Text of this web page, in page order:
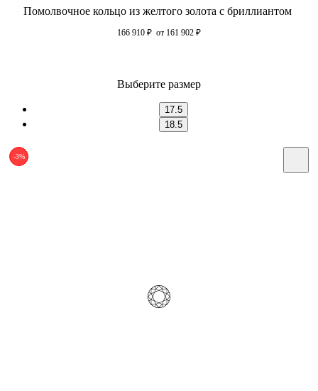
Помолвочное кольцо из желтого золота с бриллиантом
166 910 ₽ от 161 902 ₽
Выберите размер
17.5
18.5
-3%